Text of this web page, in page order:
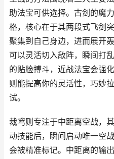
助法宝可供选择。古剑的魔
格，核心在于其两段式飞剑
聚集到自己身边，进而展开
可以灵活切入敌阵，瞬间打
的贴脸搏斗，近战法宝会强
则能提高你的灵活性，巧妙
试。
裁鸢则专注于中距离空战，
动技能后，瞬间启动唯一空
会被精准标记。中距离的输